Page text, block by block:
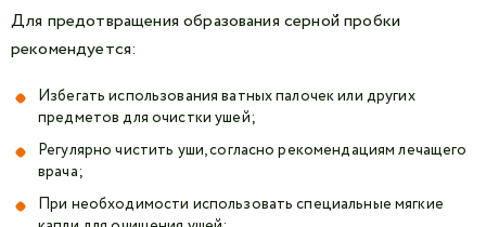
Для предотвращения образования серной пробки
рекомендуется:
Избегать использования ватных палочек или других
предметов для очистки ушей;
Регулярно чистить уши, согласно рекомендациям лечащего
врача;
При необходимости использовать специальные мягкие